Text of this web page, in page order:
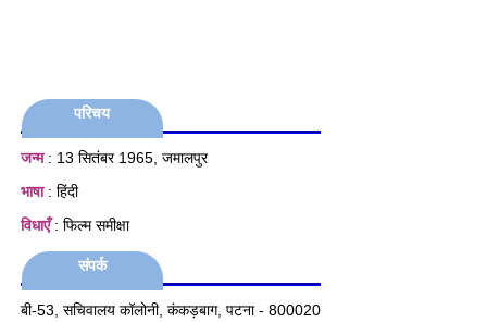
परिचय
जन्म: 13 सितंबर 1965, जमालपुर
भाषा: हिंदी
विधाएँ: फिल्म समीक्षा
संपर्क
बी-53, सचिवालय कॉलोनी, कंकड़बाग, पटना - 800020